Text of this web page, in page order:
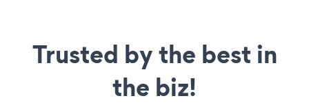
Trusted by the best in
the biz!